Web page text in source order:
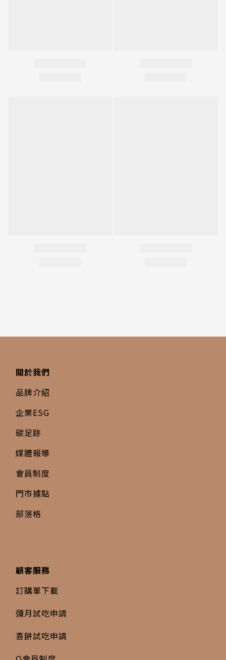
關於我們
品牌介紹
企業ESG
碳足跡
媒體報導
會員制度
門市據點
部落格
顧客服務
訂購單下載
彌月試吃申請
喜餅試吃申請